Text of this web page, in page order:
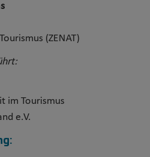
(ZENAT)
im Tourismus
e.V.